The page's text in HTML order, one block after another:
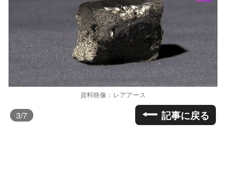
資料映像：レアアース
3/7 記事に戻る